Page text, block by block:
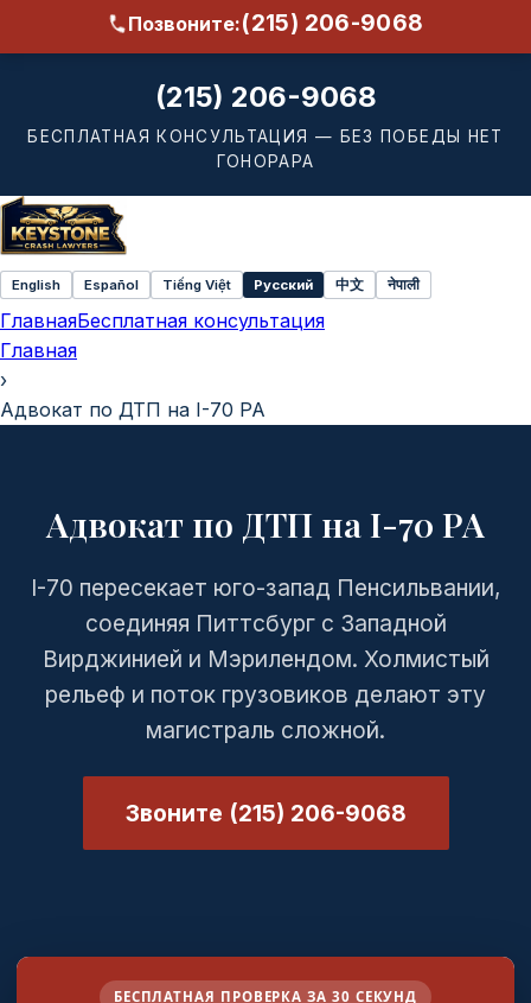
Позвоните:(215) 206-9068
(215) 206-9068
БЕСПЛАТНАЯ КОНСУЛЬТАЦИЯ — БЕЗ ПОБЕДЫ НЕТ
ГОНОРАРА
Select
language
English Español Tiếng Việt Русский 中文 नेपाली
ГлавнаяБесплатная консультация
Главная
›
Адвокат по ДТП на I-70 PA
Адвокат по ДТП на I-70 PA
I-70 пересекает юго-запад Пенсильвании,
соединяя Питтсбург с Западной
Вирджинией и Мэрилендом. Холмистый
рельеф и поток грузовиков делают эту
магистраль сложной.
Звоните (215) 206-9068
БЕСПЛАТНАЯ ПРОВЕРКА ЗА 30 СЕКУНД